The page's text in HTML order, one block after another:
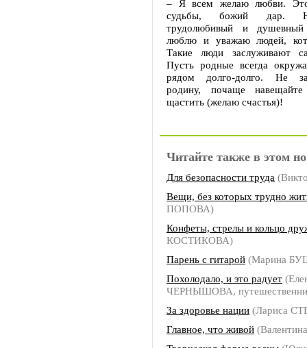
– Я всем желаю любви.
судьбы, божий дар.
трудолюбивый и
люблю и уважаю людей,
Такие люди заслуживают
Пусть родные всегда
рядом долго-долго. Не
родину, почаще
щастить (желаю счастья)!
Читайте также в этом
Для безопасности труда
Вещи, без которых трудно
ПОПОВА)
Конфеты, стрелы и кольцо
КОСТИКОВА)
Парень с гитарой (Марина
Похолодало, и это радует
ЧЕРНЫШОВА,
За здоровье нации (Лариса
Главное, что живой